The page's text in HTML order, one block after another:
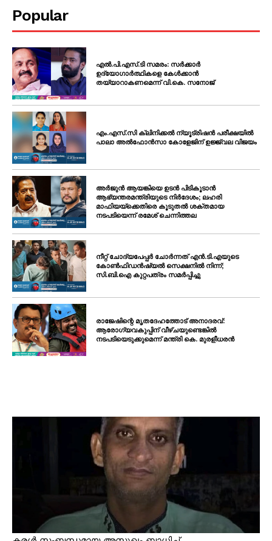
Popular
എൽ.പി.എസ്.ടി സമരം: സർക്കാർ
ഉദ്യോഗാർത്ഥികളെ കേൾക്കാൻ
തയ്യാറാകണമെന്ന് വി.കെ. സനോജ്
എം.എസ്.സി ക്ലിനിക്കൽ ന്യൂട്രിഷൻ പരീക്ഷയിൽ
പാലാ അൽഫോൻസാ കോളേജിന് ഉജ്ജ്വല വിജയം
അർജുൻ ആയങ്കിയെ ഉടൻ പിടികൂടാൻ
ആഭ്യന്തരമന്ത്രിയുടെ നിർദേശം; ലഹരി
മാഫിയയ്ക്കെതിരെ കൂടുതൽ ശക്തമായ
നടപടിയെന്ന് രമേശ് ചെന്നിത്തല
നീറ്റ് ചോദ്യപേപ്പർ ചോർന്നത് എൻ.ടി.എയുടെ
കോൺഫിഡൻഷ്യൽ സെക്ഷനിൽ നിന്ന്;
സി.ബി.ഐ കുറ്റപത്രം സമർപ്പിച്ചു
രാജേഷിന്റെ മൃതദേഹത്തോട് അനാദരവ്:
ആരോഗ്യവകുപ്പിന് വീഴ്ചയുണ്ടെങ്കിൽ
നടപടിയെടുക്കുമെന്ന് മന്ത്രി കെ. മുരളീധരൻ